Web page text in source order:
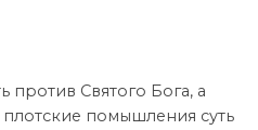
против Святого Бога, а
плотские помышления суть